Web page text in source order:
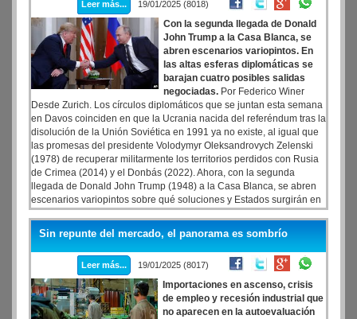
Leer más... 19/01/2025 (8018)
Con la segunda llegada de Donald
John Trump a la Casa Blanca, se
abren escenarios variopintos. En
las altas esferas diplomáticas se
barajan cuatro posibles salidas
negociadas. Por Federico Winer
Desde Zurich. Los círculos diplomáticos que se juntan esta semana
en Davos coinciden en que la Ucrania nacida del referéndum tras la
disolución de la Unión Soviética en 1991 ya no existe, al igual que
las promesas del presidente Volodymyr Oleksandrovych Zelenski
(1978) de recuperar militarmente los territorios perdidos con Rusia
de Crimea (2014) y el Donbás (2022). Ahora, con la segunda
llegada de Donald John Trump (1948) a la Casa Blanca, se abren
escenarios variopintos sobre qué soluciones y Estados surgirán en
la región. Una cuestión clave para un eje euroasiático en plena
transformación geopolítica.
Sin repunte del mercado, el panorama es sombrío
Leer más... 19/01/2025 (8017)
Importaciones en ascenso, crisis
de empleo y recesión industrial que
no aparecen en la autoevaluación